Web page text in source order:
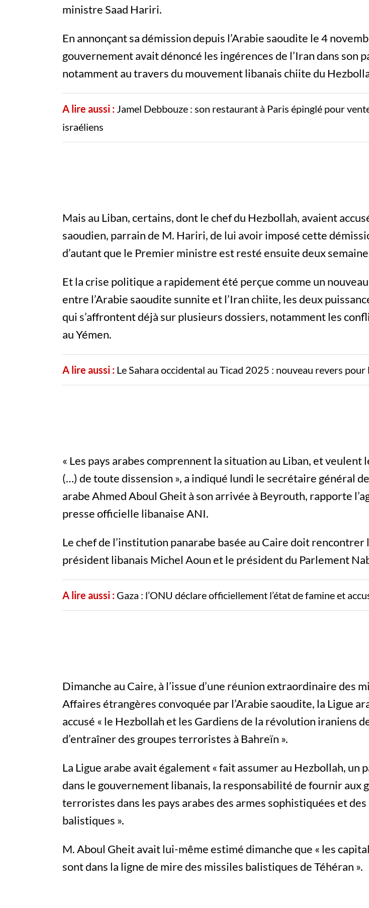
ministre Saad Hariri.
En annonçant sa démission depuis l’Arabie saoudite le 4
gouvernement avait dénoncé les ingérences de l’Iran dans son
notamment au travers du mouvement libanais chiite du
A lire aussi : Jamel Debbouze : son restaurant à Paris épinglé pour
israéliens
Mais au Liban, certains, dont le chef du Hezbollah, avaient
saoudien, parrain de M. Hariri, de lui avoir imposé cette
d’autant que le Premier ministre est resté ensuite deux
Et la crise politique a rapidement été perçue comme un
entre l’Arabie saoudite sunnite et l’Iran chiite, les deux
qui s’affrontent déjà sur plusieurs dossiers, notamment les
au Yémen.
A lire aussi : Le Sahara occidental au Ticad 2025 : nouveau revers pour
« Les pays arabes comprennent la situation au Liban, et veulent
(…) de toute dissension », a indiqué lundi le secrétaire général
arabe Ahmed Aboul Gheit à son arrivée à Beyrouth, rapporte
presse officielle libanaise ANI.
Le chef de l’institution panarabe basée au Caire doit rencontrer
président libanais Michel Aoun et le président du Parlement
A lire aussi : Gaza : l’ONU déclare officiellement l’état de famine et
Dimanche au Caire, à l’issue d’une réunion extraordinaire des
Affaires étrangères convoquée par l’Arabie saoudite, la Ligue
accusé « le Hezbollah et les Gardiens de la révolution iraniens
d’entraîner des groupes terroristes à Bahreïn ».
La Ligue arabe avait également « fait assumer au Hezbollah, un
dans le gouvernement libanais, la responsabilité de fournir aux
terroristes dans les pays arabes des armes sophistiquées et
balistiques ».
M. Aboul Gheit avait lui-même estimé dimanche que « les
sont dans la ligne de mire des missiles balistiques de Téhéran ».